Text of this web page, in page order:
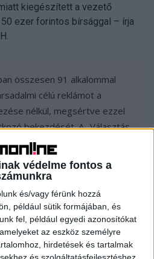
védelme fontos a
és/vagy férünk hozzá
például sütik formájában, és
fel, például egyedi azonosítókat
az eszköz személyre
hirdetések és tartalmak
kiegészített a vezető
ezer forintos bírsággal – írja
összesen 91 alkalommal
célú reklámot a
nélkül, megsértve ezzel
bekezdését. A „Választás
célú reklámok az
való részvételre
jogaink gyakorlására
fogyasztói érdek tehát nem
a közleményben nem
A Médiatanács
részesítette a